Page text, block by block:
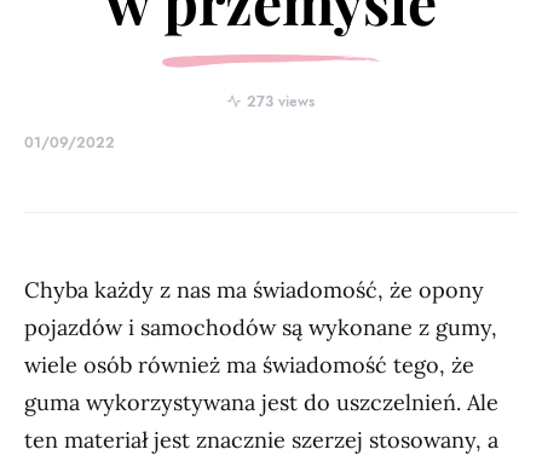
273 views
01/09/2022
Chyba każdy z nas ma świadomość, że opony
pojazdów i samochodów są wykonane z gumy,
wiele osób również ma świadomość tego, że
guma wykorzystywana jest do uszczelnień. Ale
ten materiał jest znacznie szerzej stosowany, a